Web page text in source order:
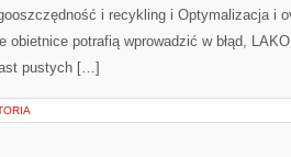
i recykling i Optymalizacja i
obietnice potrafią wprowadzić w błąd,
pustych […]